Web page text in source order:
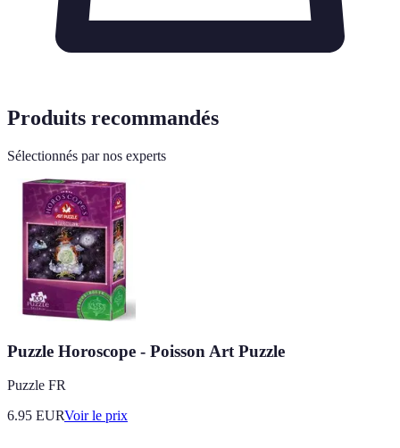
Produits recommandés
Sélectionnés par nos experts
Puzzle Horoscope - Poisson Art Puzzle
Puzzle FR
6.95 EURVoir le prix